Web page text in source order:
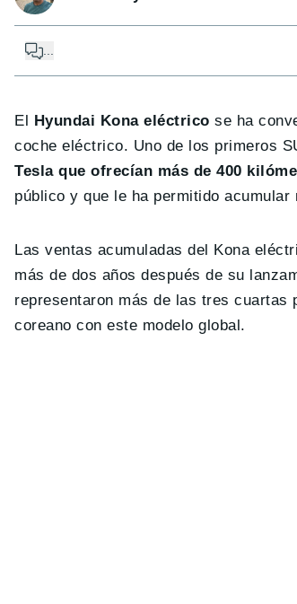
...
El Hyundai Kona eléctrico se ha
coche eléctrico. Uno de los primeros
Tesla que ofrecían más de 400
público y que le ha permitido
Las ventas acumuladas del Kona
más de dos años después de su
representaron más de las tres cuartas
coreano con este modelo global.